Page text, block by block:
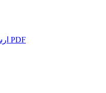
بارگیری به عنوان PDF